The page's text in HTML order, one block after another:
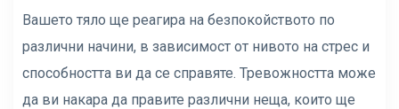
Вашето тяло ще реагира на безпокойството по
различни начини, в зависимост от нивото на стрес и
способността ви да се справяте. Тревожността може
да ви накара да правите различни неща, които ще